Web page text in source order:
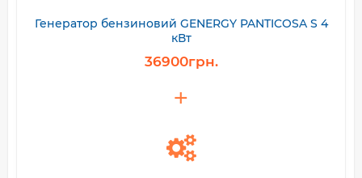
Генератор бензиновий GENERGY PANTICOSA S 4
кВт
36900грн.